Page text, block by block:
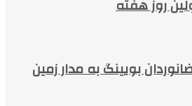
روز هفته
بویینگ به مدار زمین